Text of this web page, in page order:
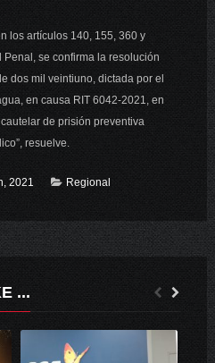
los artículos 140, 155, 360 y
se confirma la resolución
dos mil veintiuno, dictada por el
en causa RIT 6042-2021, en
de prisión preventiva
resuelve.
2021 Regional
...